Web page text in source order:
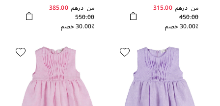
من درهم 315.00
450.00
30.00٪ خصم
من درهم 385.00
550.00
30.00٪ خصم